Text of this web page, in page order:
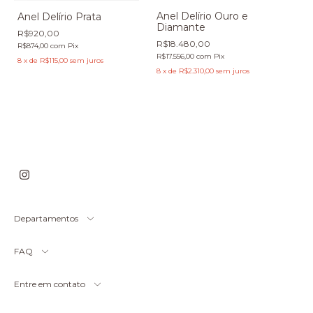
Anel Delírio Prata
R$920,00
R$874,00 com Pix
8 x de R$115,00 sem juros
Anel Delírio Ouro e
Diamante
R$18.480,00
R$17.556,00com Pix
8 xde R$2.310,00 sem juros
Departamentos
FAQ
Entre em contato